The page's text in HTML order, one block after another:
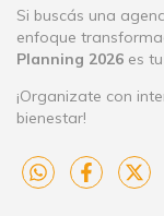
Si buscás una
enfoque
Planning 2026 es
¡Organizate con
bienestar!